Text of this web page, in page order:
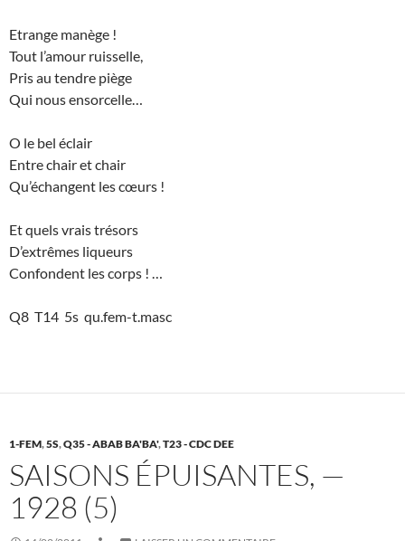
Etrange manège !
Tout l’amour ruisselle,
Pris au tendre piège
Qui nous ensorcelle…
O le bel éclair
Entre chair et chair
Qu’échangent les cœurs !
Et quels vrais trésors
D’extrêmes liqueurs
Confondent les corps ! …
Q8 T14 5s qu.fem-t.masc
1-FEM,5S,Q35 - ABAB BA'BA',T23 - CDC DEE
SAISONS ÉPUISANTES, —
1928 (5)